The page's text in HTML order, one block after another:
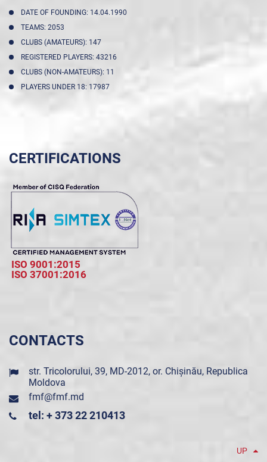
DATE OF FOUNDING: 14.04.1990
TEAMS: 2053
CLUBS (AMATEURS): 147
REGISTERED PLAYERS: 43216
CLUBS (NON-AMATEURS): 11
PLAYERS UNDER 18: 17987
CERTIFICATIONS
ISO 9001:2015
ISO 37001:2016
CONTACTS
str. Tricolorului, 39, MD-2012, or. Chișinău, Republica
Moldova
fmf@fmf.md
tel: + 373 22 210413
UP